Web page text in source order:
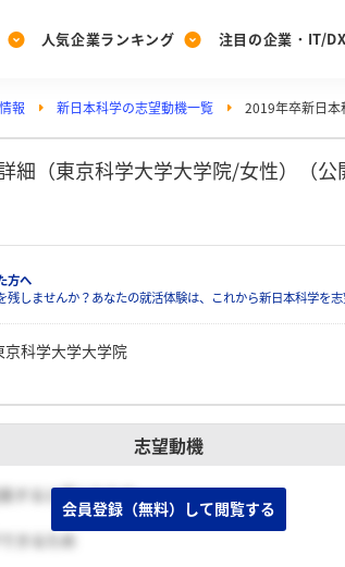
[27卒] 本選考体験記
人気企業ランキング
を見る
みんなのDX企業就職
注目の企業・IT/
特集
報 新日本科学の志望動機一覧 2019年卒新日本
（東京科学大学大学院/女性）（公
方へ
残しませんか？あなたの就活体験は、これから新日本科学を
京科学大学大学院
志望動機
すると感じたため。
きるため
会員登録（無料）して閲覧する